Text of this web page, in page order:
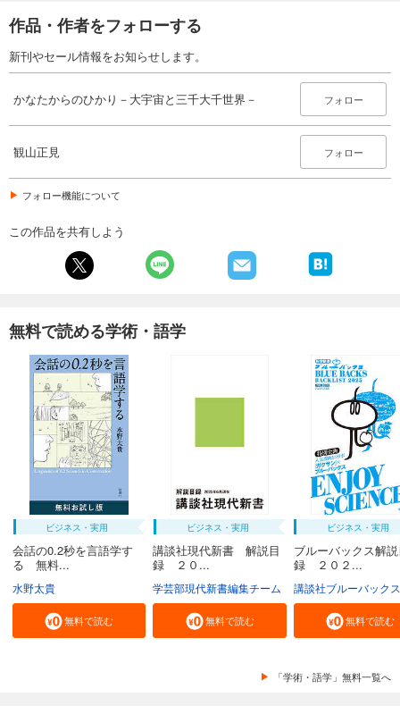
作品・作者をフォローする
新刊やセール情報をお知らせします。
かなたからのひかり－大宇宙と三千大千世界－ フォロー
観山正見 フォロー
フォロー機能について
この作品を共有しよう
無料で読める学術・語学
ビジネス・実用
会話の0.2秒を言語学す
る 無料...
水野太貴
無料で読む
ビジネス・実用
講談社現代新書 解説目
録 ２０...
学芸部現代新書編集チーム
無料で読む
ビジネス・実用
ブルーバックス解
録 ２０２...
講談社ブルーバックス
無料で読む
「学術・語学」無料一覧へ